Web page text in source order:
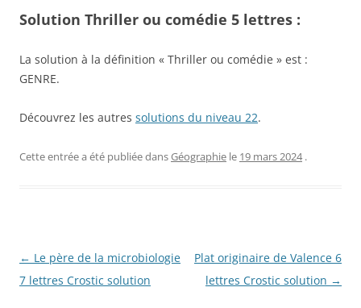
Solution Thriller ou comédie 5 lettres :
La solution à la définition « Thriller ou comédie » est :
GENRE.
Découvrez les autres solutions du niveau 22.
Cette entrée a été publiée dansGéographie le 19 mars 2024 .
Navigation
des
← Le père de la microbiologie
7 lettres Crostic solution
Plat originaire de Valence 6
lettres Crostic solution →